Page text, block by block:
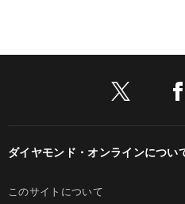
ダイヤモンド・オンラインについ
このサイトについて